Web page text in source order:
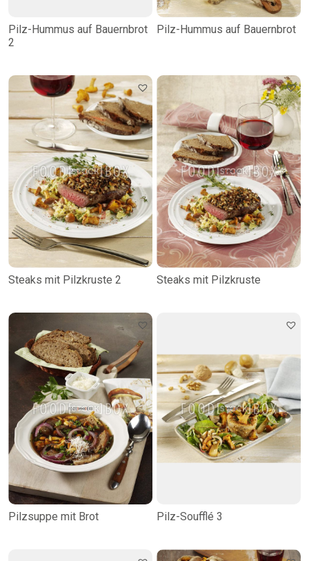
Pilz-Hummus auf Bauernbrot
2
Pilz-Hummus auf Bauernbrot
Steaks mit Pilzkruste 2 Steaks mit Pilzkruste
Pilzsuppe mit Brot Pilz-Soufflé 3